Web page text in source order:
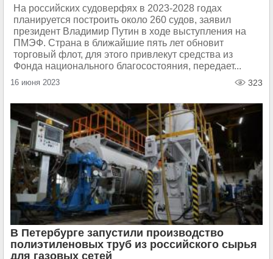
На российских судоверфях в 2023-2028 годах
планируется построить около 260 судов, заявил
президент Владимир Путин в ходе выступления на
ПМЭФ. Страна в ближайшие пять лет обновит
торговый флот, для этого привлекут средства из
Фонда национального благосостояния, передает...
16 июня 2023 323
В Петербурге запустили производство
полиэтиленовых труб из российского сырья
для газовых сетей